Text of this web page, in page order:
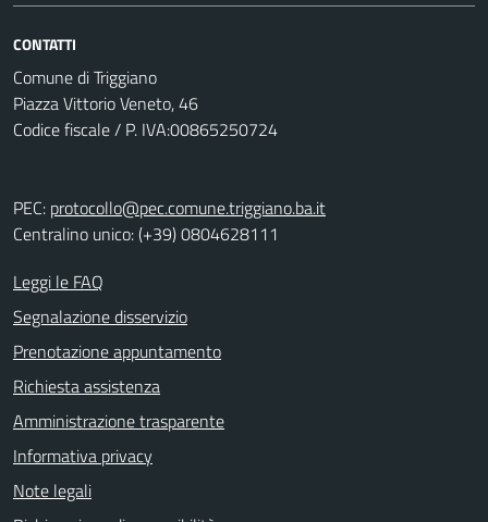
CONTATTI
Comune di Triggiano
Piazza Vittorio Veneto, 46
Codice fiscale / P. IVA:00865250724
PEC: protocollo@pec.comune.triggiano.ba.it
Centralino unico: (+39) 0804628111
Leggi le FAQ
Segnalazione disservizio
Prenotazione appuntamento
Richiesta assistenza
Amministrazione trasparente
Informativa privacy
Note legali